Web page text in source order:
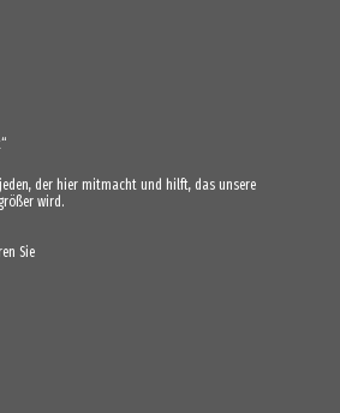
der hier mitmacht und hilft, das unsere
wird.
Sie